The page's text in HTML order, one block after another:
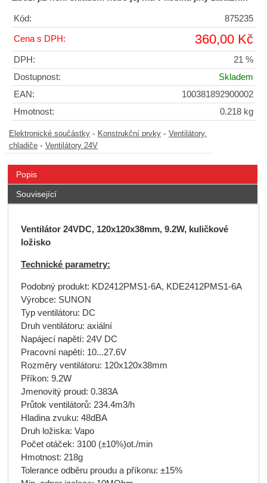
Kód: 875235
Cena s DPH: 360,00 Kč
DPH:
21 %
Dostupnost:
Skladem
EAN:
100381892900002
Hmotnost:
0.218 kg
Elektronické součástky - Konstrukční prvky - Ventilátory,
chladiče - Ventilátory 24V
Popis
Související
Ventilátor 24VDC, 120x120x38mm, 9.2W, kuličkové
ložisko
Technické parametry:
Podobný produkt: KD2412PMS1-6A, KDE2412PMS1-6A
Výrobce: SUNON
Typ ventilátoru: DC
Druh ventilátoru: axiální
Napájecí napětí: 24V DC
Pracovní napětí: 10...27.6V
Rozměry ventilátoru: 120x120x38mm
Příkon: 9.2W
Jmenovitý proud: 0.383A
Průtok ventilátorů: 234.4m3/h
Hladina zvuku: 48dBA
Druh ložiska: Vapo
Počet otáček: 3100 (±10%)ot./min
Hmotnost: 218g
Tolerance odběru proudu a příkonu: ±15%